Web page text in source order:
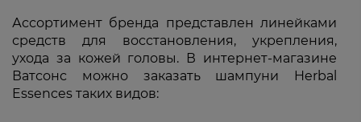
Ассортимент бренда представлен линейками
средств для восстановления, укрепления,
ухода за кожей головы. В интернет-магазине
Ватсонс можно заказать шампуни Herbal
Essences таких видов: